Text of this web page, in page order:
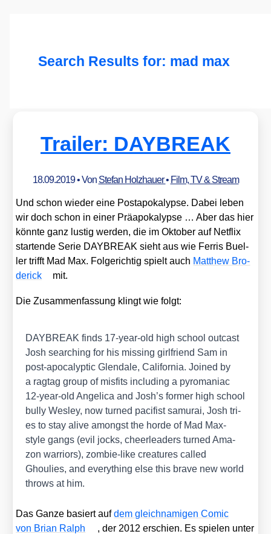
Search Results for: mad max
Trailer: DAYBREAK
18.09.2019• Von Stefan Holzhauer• Film, TV & Stream
Und schon wie­der eine Post­apo­ka­lyp­se. Dabei leben
wir doch schon in einer Prä­apo­ka­lyp­se … Aber das hier
könn­te ganz lus­tig wer­den, die im Okto­ber auf Net­flix
star­ten­de Serie DAYBREAK sieht aus wie Fer­ris Buel­
ler trifft Mad Max. Fol­ge­rich­tig spielt auch Matthew Bro­
de­rick
mit.
Die Zusam­men­fas­sung klingt wie folgt:
DAYBREAK finds 17-year-old high school out­cast
Josh sear­ching for his miss­ing girl­fri­end Sam in
post-apo­ca­lyp­tic Glend­a­le, Cali­for­nia. Joi­n­ed by
a rag­tag group of mis­fits inclu­ding a pyro­ma­niac
12-year-old Ange­li­ca and Josh’s for­mer high school
bul­ly Wes­ley, now tur­ned paci­fist samu­rai, Josh tri­
es to stay ali­ve among­st the hor­de of Mad Max-
style gangs (evil jocks, cheer­lea­ders tur­ned Ama­
zon war­ri­ors), zom­bie-like crea­tures cal­led
Ghoulies, and ever­y­thing else this bra­ve new world
throws at him.
Das Gan­ze basiert aufdem gleich­na­mi­gen Comic
von Bri­an Ralph
, der 2012 erschien. Es spie­len unter